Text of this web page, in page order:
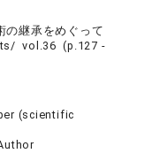
の継承をめぐって
vol.36 (p.127 -
(scientific